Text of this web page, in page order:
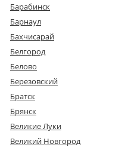
Барабинск
Барнаул
Бахчисарай
Белгород
Белово
Березовский
Братск
Брянск
Великие Луки
Великий Новгород